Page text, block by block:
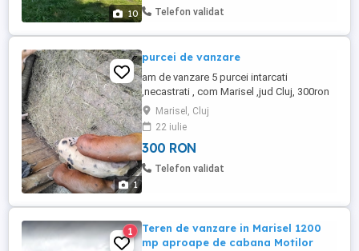
10
dormitor, bucatarie (dotata cu masina de
Telefon validat
1
purcei de vanzare
am de vanzare 5 purcei intarcati
,necastrati , com Marisel ,jud Cluj, 300ron
Marisel, Cluj
22 iulie
300 RON
Telefon validat
1
Teren de vanzare in Marisel 1200
mp aproape de cabana Motilor